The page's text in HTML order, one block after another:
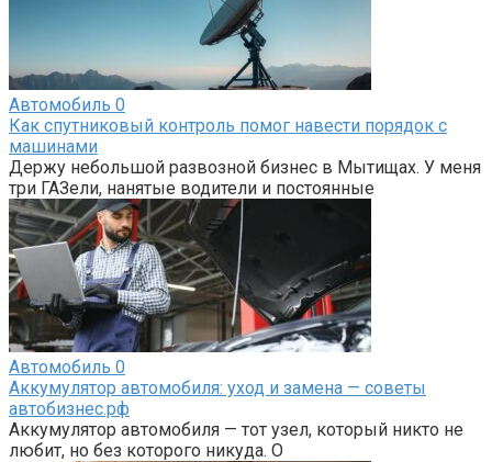
Автомобиль 0
Как спутниковый контроль помог навести порядок с
машинами
Держу небольшой развозной бизнес в Мытищах. У меня
три ГАЗели, нанятые водители и постоянные
Автомобиль 0
Аккумулятор автомобиля: уход и замена — советы
автобизнес.рф
Аккумулятор автомобиля — тот узел, который никто не
любит, но без которого никуда. О